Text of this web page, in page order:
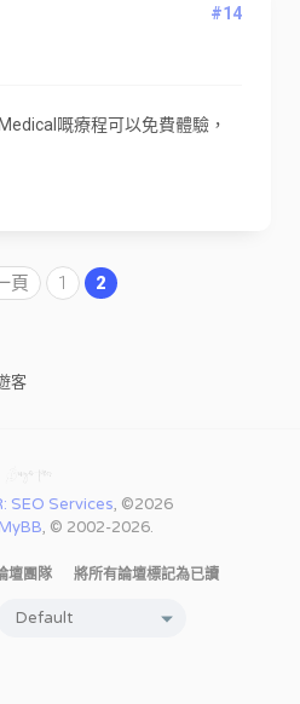
#14
嘅療程可以免費體驗，
頁 1 2
客
SEO Services, ©2026
MyBB, © 2002-2026.
壇團隊 將所有論壇標記為已讀